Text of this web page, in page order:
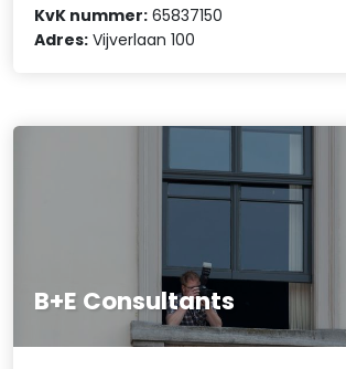
KvK nummer: 65837150
Adres: Vijverlaan 100
B+E Consultants